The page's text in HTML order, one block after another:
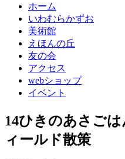
ホーム
いわむらかずお
美術館
えほんの丘
友の会
アクセス
webショップ
イベント
14ひきのあさご
ィールド散策